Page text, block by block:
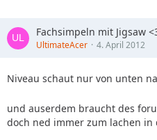
Fachsimpeln mit Jigsaw
UltimateAcer 4. April 2012
Niveau schaut nur von unten
und auserdem braucht des
doch ned immer zum lachen